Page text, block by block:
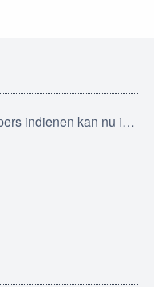
Review en Research papers indienen kan nu in Journal of the European Meteorological Society